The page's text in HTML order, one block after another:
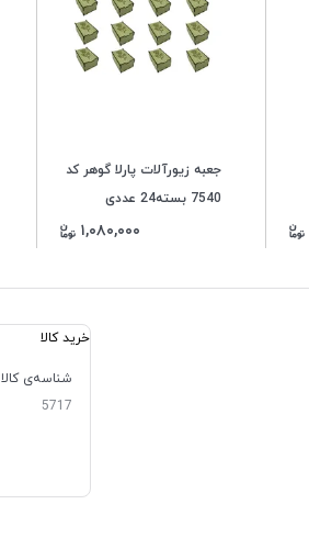
جعبه زیورآلات پارلا گوهر کد
7540 بسته24 عددی
۱,۰۸۰,۰۰۰
خرید کالا
شناسه‌ی کالا
5717